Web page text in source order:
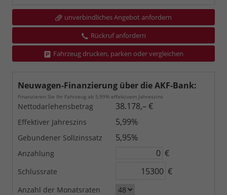
unverbindliches Angebot anfordern
Rückruf anfordern
Fahrzeug drucken, parken oder vergleichen
Neuwagen-Finanzierung über die AKF-Bank:
Finanzieren Sie Ihr Fahrzeug ab 5,99% effektivem Jahreszins
Nettodarlehensbetrag 38.178,– €
Effektiver Jahreszins 5,99%
Gebundener Sollzinssatz 5,95%
Anzahlung €
Schlussrate €
Anzahl der Monatsraten